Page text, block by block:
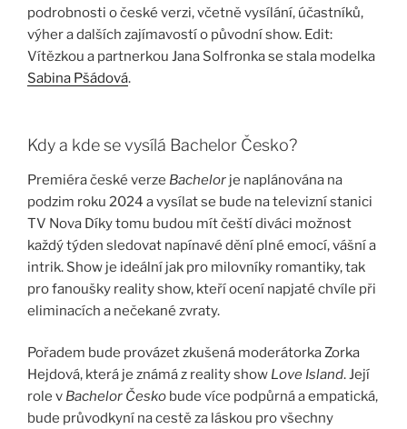
podrobnosti o české verzi, včetně vysílání, účastníků,
výher a dalších zajímavostí o původní show. Edit:
Vítězkou a partnerkou Jana Solfronka se stala modelka
Sabina Pšádová.
Kdy a kde se vysílá Bachelor Česko?
Premiéra české verze Bachelor je naplánována na
podzim roku 2024 a vysílat se bude na televizní stanici
TV Nova Díky tomu budou mít čeští diváci možnost
každý týden sledovat napínavé dění plné emocí, vášní a
intrik. Show je ideální jak pro milovníky romantiky, tak
pro fanoušky reality show, kteří ocení napjaté chvíle při
eliminacích a nečekané zvraty.
Pořadem bude provázet zkušená moderátorka Zorka
Hejdová, která je známá z reality show Love Island. Její
role v Bachelor Česko bude více podpůrná a empatická,
bude průvodkyní na cestě za láskou pro všechny